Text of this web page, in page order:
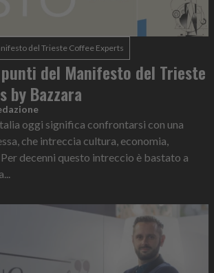
del Trieste Coffee Experts
del Manifesto del Trieste
by Bazzara
oggi significa confrontarsi con una
che intreccia cultura, economia,
decenni questo intreccio è bastato a